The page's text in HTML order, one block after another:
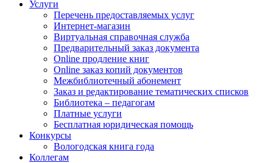
Услуги
Перечень предоставляемых услуг
Интернет-магазин
Виртуальная справочная служба
Предварительный заказ документа
Online продление книг
Online заказ копий документов
Межбиблиотечный абонемент
Заказ и редактирование тематических списков
Библиотека – педагогам
Платные услуги
Бесплатная юридическая помощь
Конкурсы
Вологодская книга года
Коллегам